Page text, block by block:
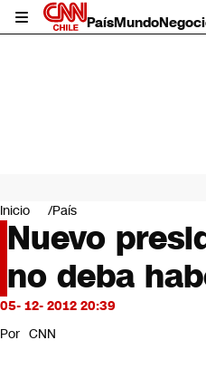
PaísMundo
Mundo
Negocios
Deportes
Programas completos
Cultura
Servicios
Bits
CNN Data
Inicio País
Nuevo
no deba
05- 12- 2012 20:39
Por CNN